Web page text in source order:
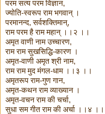
परम सत्य परम विज्ञान,
ज्योति-स्वरूप राम भगवान् ।
परमानन्द, सर्वशक्तिमान्,
राम परम है राम महान् ।।२ ।।
अमृत वाणी नाम उच्चारण,
राम राम सुखसिद्धि-कारण ।
अमृत-वाणी अमृत श्री नाम,
राम राम मुद मंगल-धाम ।।३ ।।
अमृतरूप राम-गुण गान,
अमृत-कथन राम व्याख्यान ।
अमृत-वचन राम की चर्चा,
सुधा सम गीत राम की अर्चा ।।४ ।।